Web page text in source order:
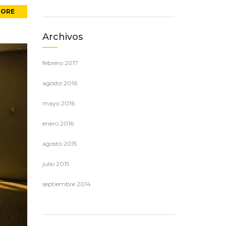
Archivos
febrero 2017
agosto 2016
mayo 2016
enero 2016
agosto 2015
julio 2015
septiembre 2014